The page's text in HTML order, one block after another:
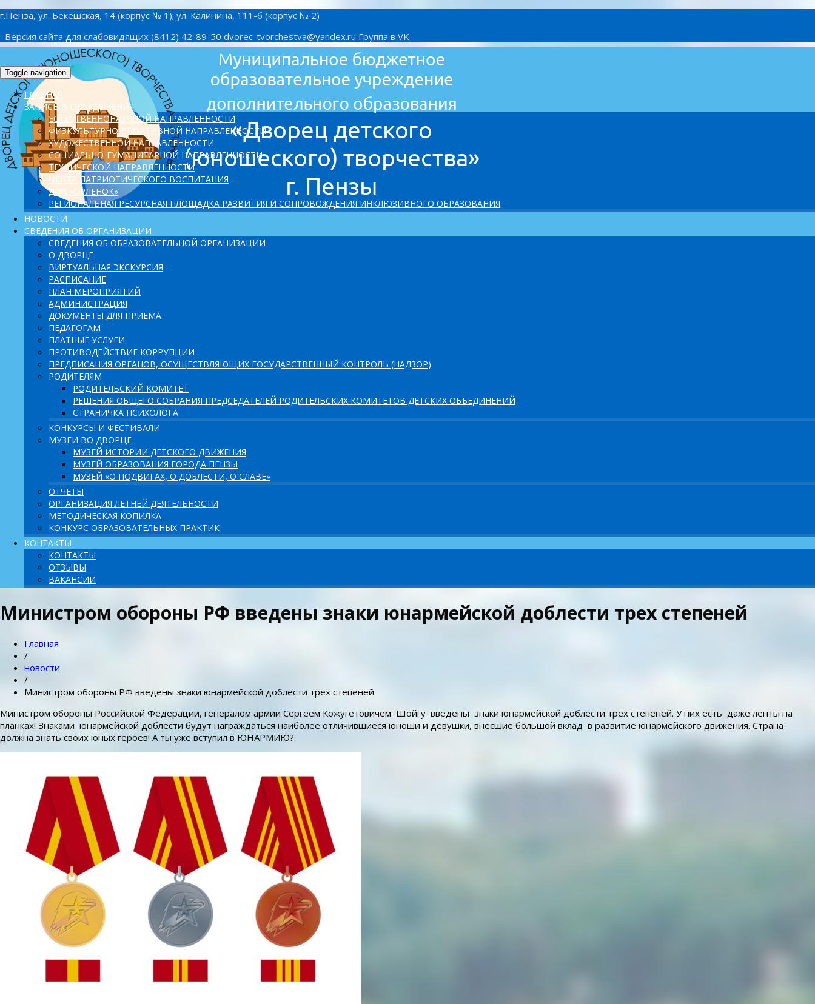
г.Пенза, ул. Бекешская, 14 (корпус № 1); ул. Калинина, 111-б (корпус № 2)
Версия сайта для слабовидящих (8412) 42-89-50 dvorec-tvorchestva@yandex.ru Группа в VK
Toggle navigation
ГЛАВНАЯ
ЗАПИСЬ В ОБЪЕДИНЕНИЯ
ЕСТЕСТВЕННОНАУЧНОЙ НАПРАВЛЕННОСТИ
ФИЗКУЛЬТУРНО-СПОРТИВНОЙ НАПРАВЛЕННОСТИ
ХУДОЖЕСТВЕННОЙ НАПРАВЛЕННОСТИ
СОЦИАЛЬНО-ГУМАНИТАРНОЙ НАПРАВЛЕННОСТИ
ТЕХНИЧЕСКОЙ НАПРАВЛЕННОСТИ
ЦЕНТР ПАТРИОТИЧЕСКОГО ВОСПИТАНИЯ
ДОЛ «ОРЛЕНОК»
PЕГИОНАЛЬНАЯ РЕСУРСНАЯ ПЛОЩАДКА РАЗВИТИЯ И СОПРОВОЖДЕНИЯ ИНКЛЮЗИВНОГО ОБРАЗОВАНИЯ
НОВОСТИ
СВЕДЕНИЯ ОБ ОРГАНИЗАЦИИ
СВЕДЕНИЯ ОБ ОБРАЗОВАТЕЛЬНОЙ ОРГАНИЗАЦИИ
О ДВОРЦЕ
ВИРТУАЛЬНАЯ ЭКСКУРСИЯ
РАСПИСАНИЕ
ПЛАН МЕРОПРИЯТИЙ
АДМИНИСТРАЦИЯ
ДОКУМЕНТЫ ДЛЯ ПРИЕМА
ПЕДАГОГАМ
ПЛАТНЫЕ УСЛУГИ
ПРОТИВОДЕЙСТВИЕ КОРРУПЦИИ
ПРЕДПИСАНИЯ ОРГАНОВ, ОСУЩЕСТВЛЯЮЩИХ ГОСУДАРСТВЕННЫЙ КОНТРОЛЬ (НАДЗОР)
РОДИТЕЛЯМ
РОДИТЕЛЬСКИЙ КОМИТЕТ
РЕШЕНИЯ ОБЩЕГО СОБРАНИЯ ПРЕДСЕДАТЕЛЕЙ РОДИТЕЛЬСКИХ КОМИТЕТОВ ДЕТСКИХ ОБЪЕДИНЕНИЙ
СТРАНИЧКА ПСИХОЛОГА
КОНКУРСЫ И ФЕСТИВАЛИ
МУЗЕИ ВО ДВОРЦЕ
МУЗЕЙ ИСТОРИИ ДЕТСКОГО ДВИЖЕНИЯ
МУЗЕЙ ОБРАЗОВАНИЯ ГОРОДА ПЕНЗЫ
МУЗЕЙ «О ПОДВИГАХ, О ДОБЛЕСТИ, О СЛАВЕ»
ОТЧЕТЫ
ОРГАНИЗАЦИЯ ЛЕТНЕЙ ДЕЯТЕЛЬНОСТИ
МЕТОДИЧЕСКАЯ КОПИЛКА
КОНКУРС ОБРАЗОВАТЕЛЬНЫХ ПРАКТИК
КОНТАКТЫ
КОНТАКТЫ
ОТЗЫВЫ
ВАКАНСИИ
Министром обороны РФ введены знаки юнармейской доблести трех степеней
Главная
/
новости
/
Министром обороны РФ введены знаки юнармейской доблести трех степеней
Министром обороны Российской Федерации, генералом армии Сергеем Кожугетовичем Шойгу введены знаки юнармейской доблести трех степеней. У них есть даже ленты на
планках! Знаками юнармейской доблести будут награждаться наиболее отличившиеся юноши и девушки, внесшие большой вклад в развитие юнармейского движения. Страна
должна знать своих юных героев! А ты уже вступил в ЮНАРМИЮ?